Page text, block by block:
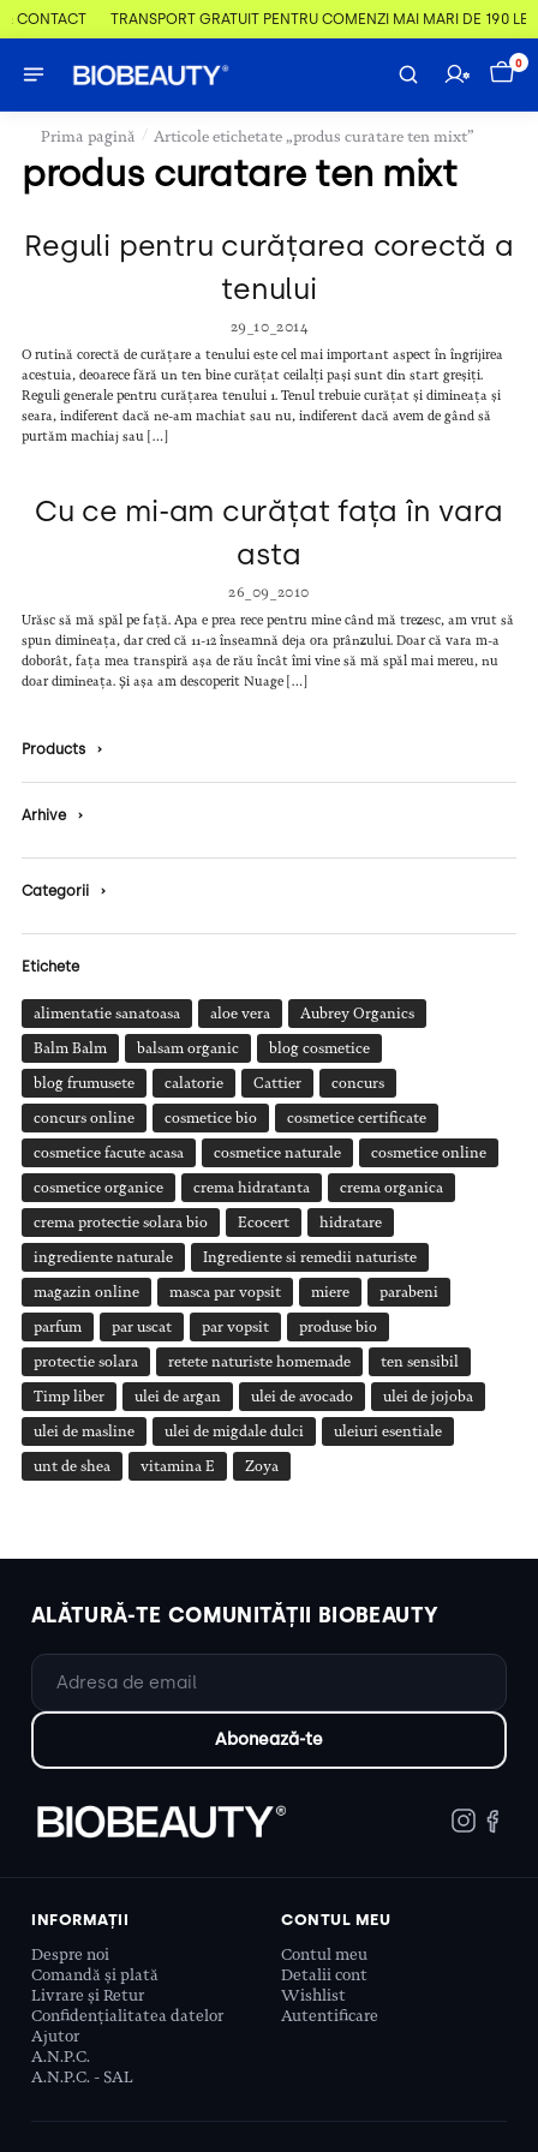
CONTACT TRANSPORT GRATUIT PENTRU COMENZI MAI MARI DE 190 LEI
0
Prima pagină / Articole etichetate „produs curatare ten mixt”
produs curatare ten mixt
Reguli pentru curățarea corectă a
tenului
29_10_2014
O rutină corectă de curățare a tenului este cel mai important aspect în îngrijirea
acestuia, deoarece fără un ten bine curățat ceilalți pași sunt din start greșiți.
Reguli generale pentru curățarea tenului 1. Tenul trebuie curățat și dimineața și
seara, indiferent dacă ne-am machiat sau nu, indiferent dacă avem de gând să
purtăm machiaj sau […]
Cu ce mi-am curățat fața în vara
asta
26_09_2010
Urăsc să mă spăl pe față. Apa e prea rece pentru mine când mă trezesc, am vrut să
spun dimineața, dar cred că 11-12 înseamnă deja ora prânzului. Doar că vara m-a
doborât, fața mea transpiră așa de rău încât îmi vine să mă spăl mai mereu, nu
doar dimineața. Și așa am descoperit Nuage […]
Products ›
Arhive ›
Categorii ›
Etichete
alimentatie sanatoasa aloe vera Aubrey Organics
Balm Balm balsam organic blog cosmetice
blog frumusete calatorie Cattier concurs
concurs online cosmetice bio cosmetice certificate
cosmetice facute acasa cosmetice naturale cosmetice online
cosmetice organice crema hidratanta crema organica
crema protectie solara bio Ecocert hidratare
ingrediente naturale Ingrediente si remedii naturiste
magazin online masca par vopsit miere parabeni
parfum par uscat par vopsit produse bio
protectie solara retete naturiste homemade ten sensibil
Timp liber ulei de argan ulei de avocado ulei de jojoba
ulei de masline ulei de migdale dulci uleiuri esentiale
unt de shea vitamina E Zoya
ALĂTURĂ-TE COMUNITĂȚII BIOBEAUTY
INFORMAȚII
Despre noi
Comandă și plată
Livrare și Retur
Confidențialitatea datelor
Ajutor
A.N.P.C.
A.N.P.C. - SAL
CONTUL MEU
Contul meu
Detalii cont
Wishlist
Autentificare